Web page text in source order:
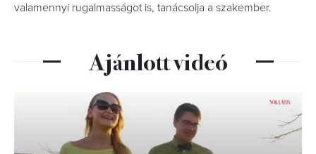
valamennyi rugalmasságot is, tanácsolja a szakember.
Ajánlott videó